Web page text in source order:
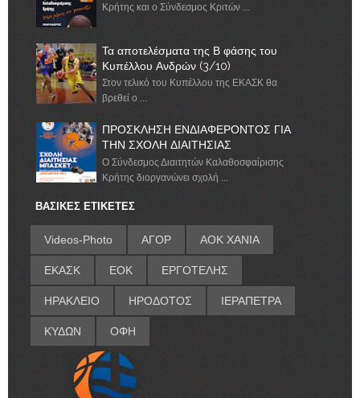
Κρήτης και ο Σύνδεσμος Κριτών ...
Τα αποτελέσματα της Β φάσης του
Κυπέλλου Ανδρών (3/10)
Στον τελικό του Κυπέλλου της ΕΚΑΣΚ θα
βρεθεί ο ...
ΠΡΟΣΚΛΗΣΗ ΕΝΔΙΑΦΕΡΟΝΤΟΣ ΓΙΑ
ΤΗΝ ΣΧΟΛΗ ΔΙΑΙΤΗΣΙΑΣ
Ο Σύνδεσμος Διαιτητών Καλαθοσφαίρισης
Κρήτης διοργανώνει σχολή ...
ΒΑΣΙΚΕΣ ΕΤΙΚΕΤΕΣ
Videos-Photo ΑΓΟΡ ΑΟΚ ΧΑΝΙΑ
ΕΚΑΣΚ ΕΟΚ ΕΡΓΟΤΕΛΗΣ
ΗΡΑΚΛΕΙΟ ΗΡΟΔΟΤΟΣ ΙΕΡΑΠΕΤΡΑ
ΚΥΔΩΝ ΟΦΗ